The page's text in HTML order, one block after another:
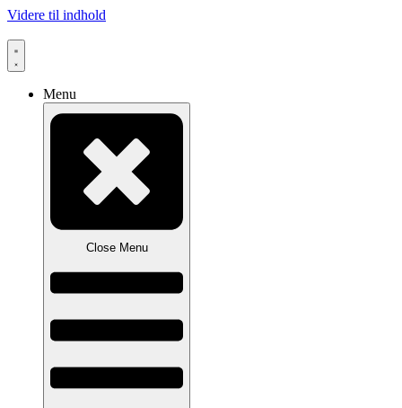
Videre til indhold
Menu
Close Menu